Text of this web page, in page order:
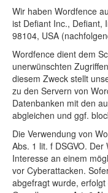
Wir haben Wordfence
ist Defiant Inc., Defiant,
98104, USA
Wordfence dient dem
unerwünschten
diesem Zweck stellt
zu den Servern von
Datenbanken mit den
abgleichen und ggf.
Die Verwendung von
Abs. 1 lit. f DSGVO.
Interesse an einem
vor Cyberattacken.
abgefragt wurde,